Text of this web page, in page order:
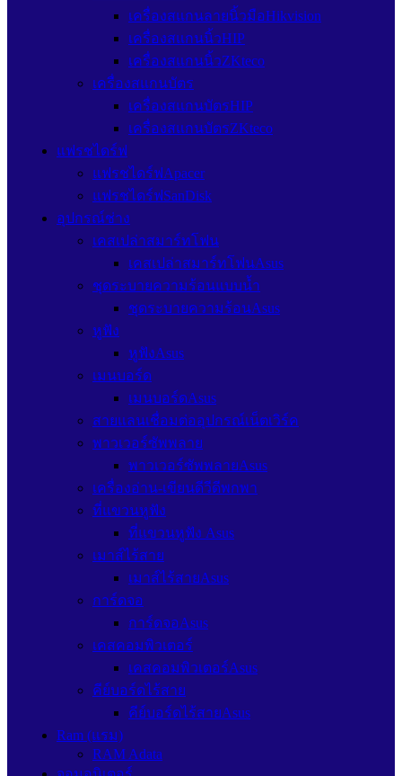
เครื่องสแกนลายนิ้วมือHikvision
เครื่องสแกนนิ้วHIP
เครื่องสแกนนิ้วZKteco
เครื่องสแกนบัตร
เครื่องสแกนบัตรHIP
เครื่องสแกนบัตรZKteco
แฟรชไดร์ฟ
แฟรชไดร์ฟApacer
แฟรชไดร์ฟSanDisk
อุปกรณ์ช่าง
เคสเปล่าสมาร์ทโฟน
เคสเปล่าสมาร์ทโฟนAsus
ชุดระบายความร้อนแบบน้ำ
ชุดระบายความร้อนAsus
หูฟัง
หูฟังAsus
เมนบอร์ด
เมนบอร์ดAsus
สายแลนเชื่อมต่ออุปกรณ์เน็ตเวิร์ค
พาวเวอร์ซัพพลาย
พาวเวอร์ซัพพลายAsus
เครื่องอ่าน-เขียนดีวีดีพกพา
ที่แขวนหูฟัง
ที่แขวนหูฟัง Asus
เมาส์ไร้สาย
เมาส์ไร้สายAsus
การ์ดจอ
การ์ดจอAsus
เคสคอมพิวเตอร์
เคสคอมพิวเตอร์Asus
คีย์บอร์ดไร้สาย
คีย์บอร์ดไร้สายAsus
Ram (แรม)
RAM Adata